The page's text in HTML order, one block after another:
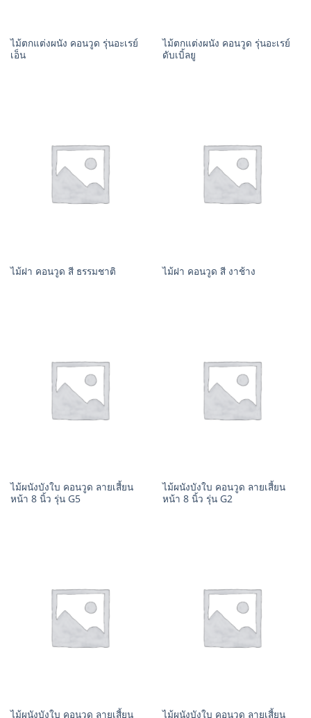
ไม้ตกแต่งผนัง คอนวูด รุ่นอะเรย์
เอ็น
ไม้ตกแต่งผนัง คอนวูด รุ่นอะเรย์
ดับเบิ้ลยู
ไม้ฝา คอนวูด สี ธรรมชาติ ไม้ฝา คอนวูด สี งาช้าง
ไม้ผนังบังใบ คอนวูด ลายเสี้ยน
หน้า 8 นิ้ว รุ่น G5
ไม้ผนังบังใบ คอนวูด ลายเสี้ยน
หน้า 8 นิ้ว รุ่น G2
ไม้ผนังบังใบ คอนวูด ลายเสี้ยน ไม้ผนังบังใบ คอนวูด ลายเสี้ยน